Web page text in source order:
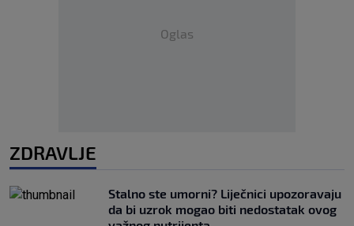
Oglas
ZDRAVLJE
Stalno ste umorni? Liječnici upozoravaju
da bi uzrok mogao biti nedostatak ovog